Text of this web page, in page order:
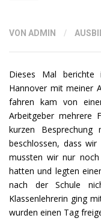
HAT
VON ADMIN /
Dieses Mal
Hannover mit meiner
fahren kam von
Arbeitgeber mehrere
kurzen Besprechung
beschlossen, dass
mussten wir nur
hatten und legten
nach der Schule
Klassenlehrerin ging
wurden einen Tag